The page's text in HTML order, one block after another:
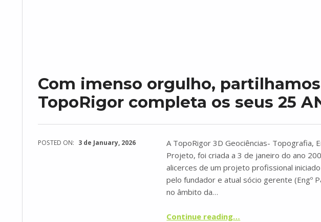
Com imenso orgulho,
TopoRigor completa os seus 25
POSTED ON: 3 de January, 2026
A TopoRigor 3D Geociências- Topografia,
Projeto, foi criada a 3 de janeiro do ano
alicerces de um projeto profissional
pelo fundador e atual sócio gerente (Engº
no âmbito da…
Continue reading“Com imenso orgulho, partilhamos que a TopoRigor completa os seus 25 ANOS”
…